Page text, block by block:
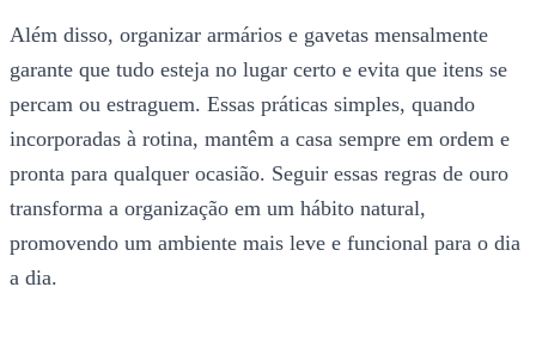
Além disso, organizar armários e gavetas mensalmente
garante que tudo esteja no lugar certo e evita que itens se
percam ou estraguem. Essas práticas simples, quando
incorporadas à rotina, mantêm a casa sempre em ordem e
pronta para qualquer ocasião. Seguir essas regras de ouro
transforma a organização em um hábito natural,
promovendo um ambiente mais leve e funcional para o dia
a dia.